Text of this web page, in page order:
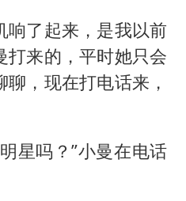
烈士安葬仪式举行
象台发布台风黄色预警
响了起来，是我以前
打来的，平时她只会
，现在打电话来，
星吗？”小曼在电话